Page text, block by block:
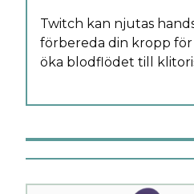
Twitch kan njutas
förbereda din kropp
öka blodflödet till